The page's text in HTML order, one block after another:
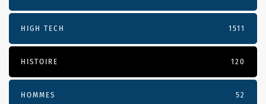
HIGH TECH 1511
HISTOIRE 120
HOMMES 52